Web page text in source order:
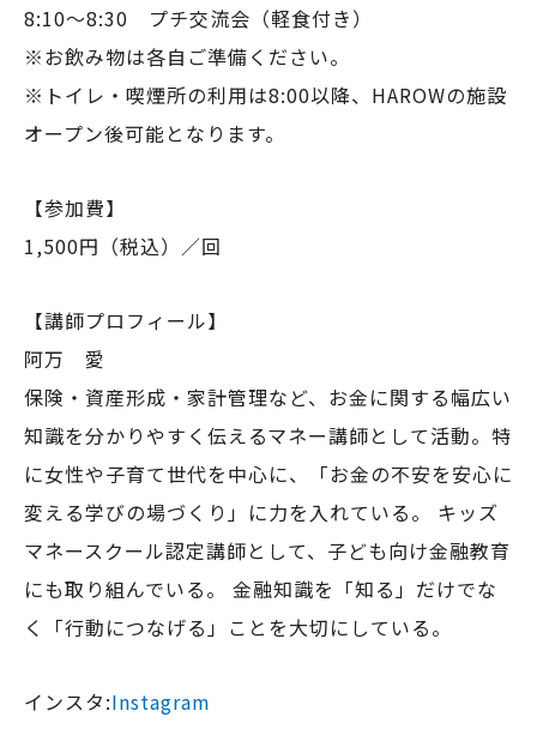
8:10〜8:30 プチ交流会（軽食付き）
※お飲み物は各自ご準備ください。
※トイレ・喫煙所の利用は8:00以降、HAROWの施設
オープン後可能となります。
【参加費】
1,500円（税込）／回
【講師プロフィール】
阿万 愛
保険・資産形成・家計管理など、お金に関する幅広い
知識を分かりやすく伝えるマネー講師として活動。特
に女性や子育て世代を中心に、「お金の不安を安心に
変える学びの場づくり」に力を入れている。 キッズ
マネースクール認定講師として、子ども向け金融教育
にも取り組んでいる。 金融知識を「知る」だけでな
く「行動につなげる」ことを大切にしている。
インスタ:Instagram